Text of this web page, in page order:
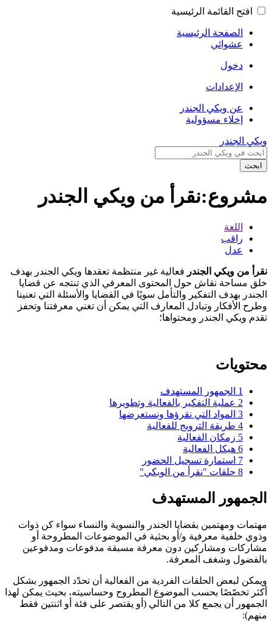
افتح القائمة الرئيسية
الصفحة الرئيسية
عشوائي
دخول
الإعدادات
عن ويكي الجندر
إخلاء مسؤولية
ويكي الجندر
ابحث
مشروع:نقرأ من ويكي الجندر
اللغة
راقب
عدل
نقرأ من ويكي الجندر فعالية غير منتظمة تعقدها ويكي الجندر بهدف
خلق مساحة نقاش حول المحتوى المعرفي الذي تنتجه عن قضايا
الجندر بهدف التفكير والتأمل سويًا في القضايا والأسئلة التي تعنينا
وطرح الأفكار وتبادل المعارف التي يمكن أن تغني معرفتنا وتحفز
تقدم ويكي الجندر ومحتواها؛
محتويات
1 الجمهور المستهدف
2 عملية التفكير بالفعالية وتطويرها
3 المواد التي نقرؤها ونستعرضها
4 طريقة الترويج للفعالية
5 زمكان الفعالية
6 هيكل الفعالية
7 استمارة تسجيل الحضور
8 حلقات "نقرأ من الويكي"
الجمهور المستهدف
مهتمات ومهتمين بقضايا الجندر والنسوية والنساء سواء كن ذوات
وذوي خلفية معرفية و/أو بحثية في الموضوعات المطروحة أو
مشاركات ومشاركين دون معرفة مسبقة مدفوعات ومدفوعين
بالفضول وشغف المعرفة.
ويمكن لبعض الحلقات الفردية من الفعالية أن تحدّد الجمهور بشكل
أكثر تخصّصًا بحسب الموضوع المطروح وحساسيته، بحيث يمكن لهذا
الجمهور أن يجمع كلا من التالي (أو يقتصر على فئة أو اثنتين فقط
منهم):